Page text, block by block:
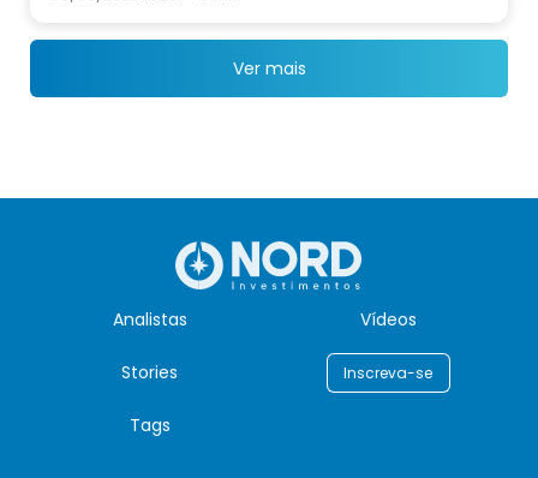
Ver mais
Analistas Vídeos
Stories Inscreva-se
Tags